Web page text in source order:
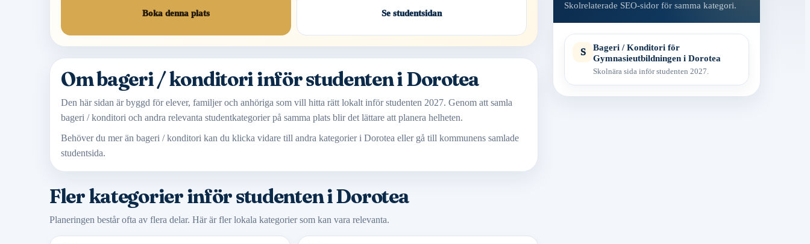
Boka denna plats Se studentsidan
Om bageri / konditori inför studenten i Dorotea
Den här sidan är byggd för elever, familjer och anhöriga som vill hitta rätt lokalt inför studenten 2027. Genom att samla
bageri / konditori och andra relevanta studentkategorier på samma plats blir det lättare att planera helheten.
Behöver du mer än bageri / konditori kan du klicka vidare till andra kategorier i Dorotea eller gå till kommunens samlade
studentsida.
Fler kategorier inför studenten i Dorotea
Planeringen består ofta av flera delar. Här är fler lokala kategorier som kan vara relevanta.
Skolrelaterade SEO-sidor för samma kategori.
S
Bageri / Konditori för
Gymnasieutbildningen i Dorotea
Skolnära sida inför studenten 2027.